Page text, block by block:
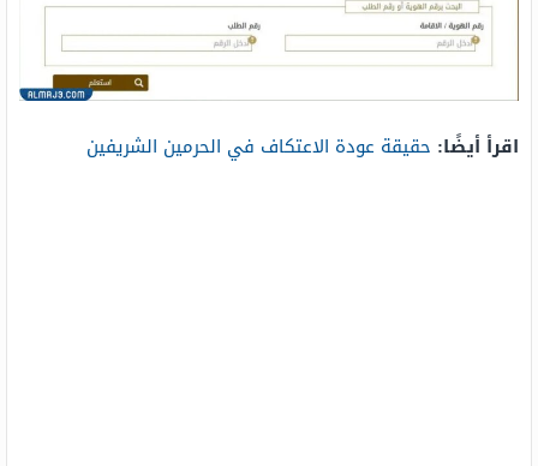
اقرأ أيضًا: حقيقة عودة الاعتكاف في الحرمين الشريفين